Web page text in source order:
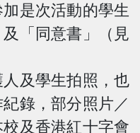
是次活動的學生
「同意書」（見
及學生拍照，也
錄，部分照片／
及香港紅十字會